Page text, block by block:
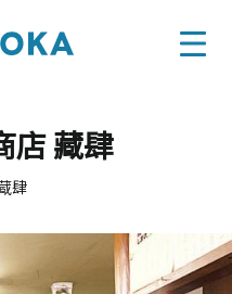
店 藏肆
肆